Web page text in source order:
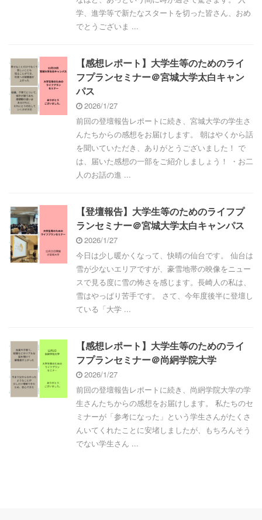
学、進学等で新たなスタートを切った皆さん、おめ
でとうございま ...
【感想レポート】大学生等のためのライ
フプランセミナー＠宮城大学太白キャン
パス
2026/1/27
前回の登壇報告レポートに続き、宮城大学の学生さ
んたちからの感想をお届けします。 朝はやくから話
を聞いていただき、ありがとうございました！ で
は、届いた感想の一部をご紹介しましょう！ ・お二
人のお話の進 ...
【登壇報告】大学生等のためのライフプ
ランセミナー＠宮城大学太白キャンパス
2026/1/27
今日は少し暖かくなって、快晴の仙台です。 仙台は
雪が少ないエリアですが、豪雪地帯の映像をニュー
スで見る度に雪の怖さを感じます。長崎人の私は、
雪はやっぱり苦手です。 さて、今年度後半に登壇し
ている「大学 ...
【感想レポート】大学生等のためのライ
フプランセミナー＠尚絅学院大学
2026/1/27
前回の登壇報告レポートに続き、尚絅学院大学の学
生さんたちからの感想をお届けします。 私たちのセ
ミナーが「参考になった」という学生さんがたくさ
んいてくれたことに安堵しましたが、もちろんそう
でない学生さん ...